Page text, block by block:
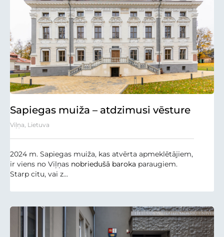
Sapiegas muiža – atdzimusi vēsture
Viļņa, Lietuva
2024 m. Sapiegas muiža, kas atvērta apmeklētājiem,
ir viens no Viļņas nobriedušā baroka paraugiem.
Starp citu, vai z...